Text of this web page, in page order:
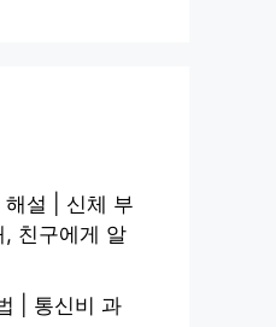
설 | 신체 부
, 친구에게 알
| 통신비 과